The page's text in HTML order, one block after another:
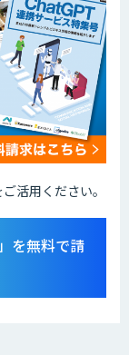
活用ください。
を無料で請